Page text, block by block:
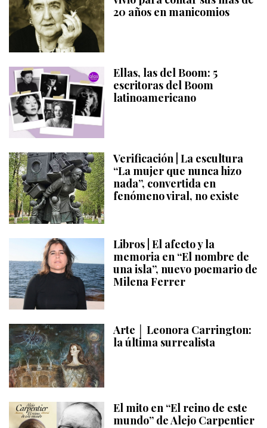
20 años en manicomios
Ellas, las del Boom: 5
escritoras del Boom
latinoamericano
Verificación | La escultura
“La mujer que nunca hizo
nada”, convertida en
fenómeno viral, no existe
Libros | El afecto y la
memoria en “El nombre de
una isla”, nuevo poemario de
Milena Ferrer
Arte │ Leonora Carrington:
la última surrealista
El mito en “El reino de este
mundo” de Alejo Carpentier